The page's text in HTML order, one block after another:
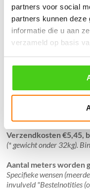
partners voor social
partners kunnen deze
informatie die u aan
verzameld op basis
Geen producten in de
֍ Groot aanbod &
֍ Deskundig advies
֍ Verzending in
Verzendkosten €5,45,
(* gewicht onder 32kg).
Aantal meters worden
Specifieke wensen
invulveld "Bestelnotities